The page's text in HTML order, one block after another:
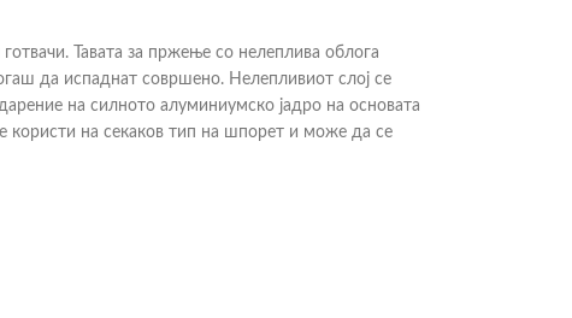
Тавата за пржење со нелеплива облога
да испаднат совршено. Нелепливиот слој се
на силното алуминиумско јадро на основата
користи на секаков тип на шпорет и може да се